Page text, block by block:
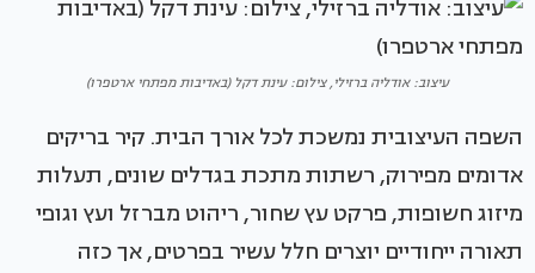
עיצוב: אודליה ברזילי, צילום: עינת דקל (באדיבות מפתחי ארטפרו)
השפה העיצובית נמשכת לכל אורך הבית. קיר בריקים
אדומים מפירוק, רשתות מתכת בגדלים שונים, תעלות
מיזוג חשופות, פרקט עץ שחור, ריהוט מברזל ועץ וגופי
תאורה ייחודיים יוצרים חלל עשיר בפרטים, אך כזה